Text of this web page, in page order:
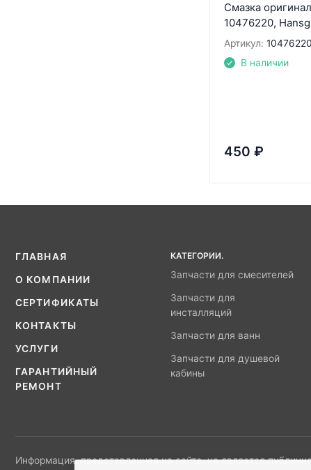
Смазка
10476220,
Артикул: 10476220
В наличии
450 ₽
ГЛАВНАЯ
О КОМПАНИИ
СЕРТИФИКАТЫ
КОНТАКТЫ
УСЛУГИ
ГАРАНТИЙНЫЙ
РЕМОНТ
КАТЕГОРИИ.
Запчасти для смесителей
Запчасти для
инсталляций
Запчасти для ванн
Запчасти для душевой
кабины
Информация, представленная на сайте, не является